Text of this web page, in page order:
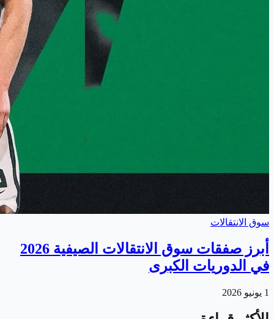
سوق الانتقالات
أبرز صفقات سوق الانتقالات الصيفية 2026
في الدوريات الكبرى
1 يونيو 2026